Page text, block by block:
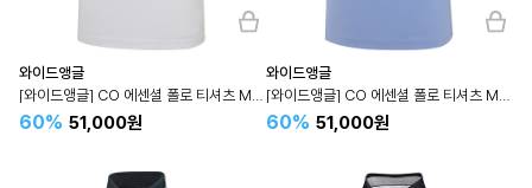
와이드앵글
[와이드앵글] CO 에센셜 폴로 티셔츠 M (White) WMM24291W2
60% 51,000원
와이드앵글
[와이드앵글] CO 에센셜 폴로 티셔츠 M (ICE BLUE) WMM24291LC
60% 51,000원